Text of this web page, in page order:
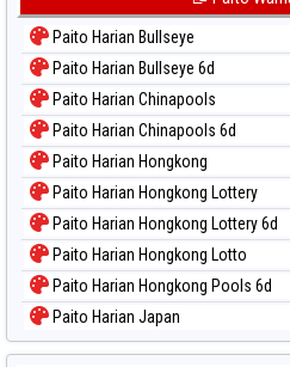
Paito Harian Bullseye
Paito Harian Bullseye 6d
Paito Harian Chinapools
Paito Harian Chinapools 6d
Paito Harian Hongkong
Paito Harian Hongkong Lottery
Paito Harian Hongkong Lottery 6d
Paito Harian Hongkong Lotto
Paito Harian Hongkong Pools 6d
Paito Harian Japan
Paito Harian Japan 6d